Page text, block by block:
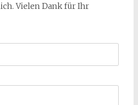
Vielen Dank für Ihr